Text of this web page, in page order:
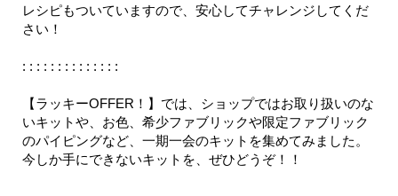
レシピもついていますので、安心してチャレンジしてくだ
さい！
: : : : : : : : : : : : : :
【ラッキーOFFER！】では、ショップではお取り扱いのな
いキットや、お色、希少ファブリックや限定ファブリック
のパイピングなど、一期一会のキットを集めてみました。
今しか手にできないキットを、ぜひどうぞ！！